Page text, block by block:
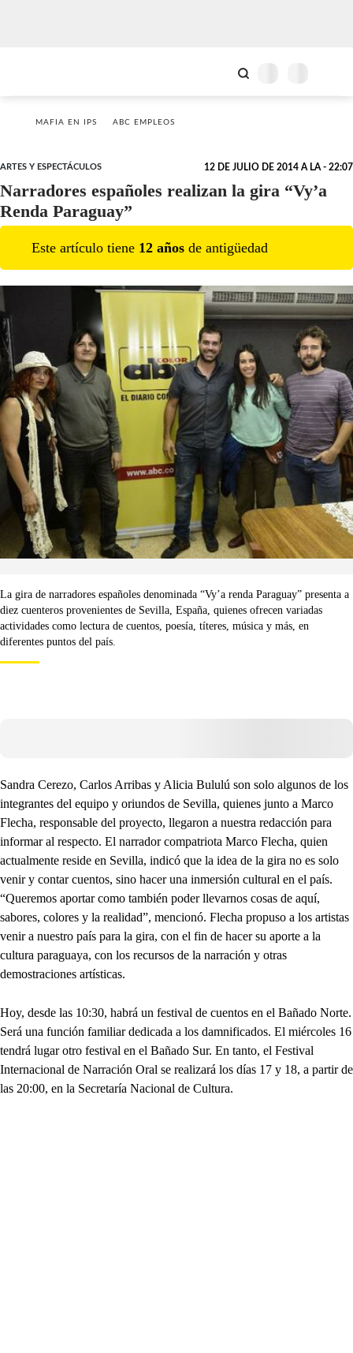
MAFIA EN IPS ABC EMPLEOS
ARTES Y ESPECTÁCULOS 12 DE JULIO DE 2014 A LA - 22:07
Narradores españoles realizan la gira “Vy’a
Renda Paraguay”
Este artículo tiene 12 años de antigüedad
La gira de narradores españoles denominada “Vy’a renda Paraguay” presenta a
diez cuenteros provenientes de Sevilla, España, quienes ofrecen variadas
actividades como lectura de cuentos, poesía, títeres, música y más, en
diferentes puntos del país.
Sandra Cerezo, Carlos Arribas y Alicia Bululú son solo algunos de los
integrantes del equipo y oriundos de Sevilla, quienes junto a Marco
Flecha, responsable del proyecto, llegaron a nuestra redacción para
informar al respecto. El narrador compatriota Marco Flecha, quien
actualmente reside en Sevilla, indicó que la idea de la gira no es solo
venir y contar cuentos, sino hacer una inmersión cultural en el país.
“Queremos aportar como también poder llevarnos cosas de aquí,
sabores, colores y la realidad”, mencionó. Flecha propuso a los artistas
venir a nuestro país para la gira, con el fin de hacer su aporte a la
cultura paraguaya, con los recursos de la narración y otras
demostraciones artísticas.
Hoy, desde las 10:30, habrá un festival de cuentos en el Bañado Norte.
Será una función familiar dedicada a los damnificados. El miércoles 16
tendrá lugar otro festival en el Bañado Sur. En tanto, el Festival
Internacional de Narración Oral se realizará los días 17 y 18, a partir de
las 20:00, en la Secretaría Nacional de Cultura.